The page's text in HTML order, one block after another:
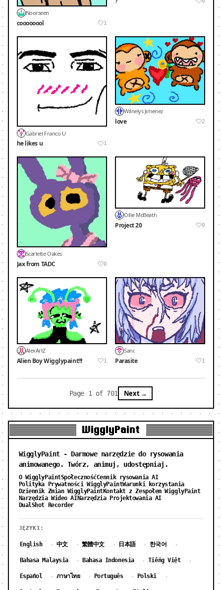
Noorseen
coooooool 1
Gabriel Franco U
he likes u 1
Wilnelys Jimenez
love 2
Scarlette Oakes
Jax from TADC 0
Ollie McBeath
Project 20 0
AlexArtZ
Alien Boy Wigglypaint!!! 1
Sanc
Parasite 1
Page 1 of 701 Next →
WigglyPaint
WigglyPaint - Darmowe narzędzie do rysowania
animowanego. Twórz, animuj, udostępniaj.
O WigglyPaintSpołecznośćCennik rysowania AI
Polityka Prywatności WigglyPaintWarunki korzystania
Dziennik Zmian WigglyPaintKontakt z Zespołem WigglyPaint
Narzędzia Wideo AINarzędzia Projektowania AI
DualShot Recorder
JĘZYKI:
English · 中文 · 繁體中文 · 日本語 · 한국어 ·
Bahasa Malaysia · Bahasa Indonesia · Tiếng Việt ·
Español · ภาษาไทย · Português · Polski ·